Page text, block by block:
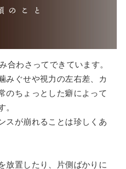
合わさってできています。
みぐせや視力の左右差、カ
のちょっとした癖によって
スが崩れることは珍しくあ
放置したり、片側ばかりに